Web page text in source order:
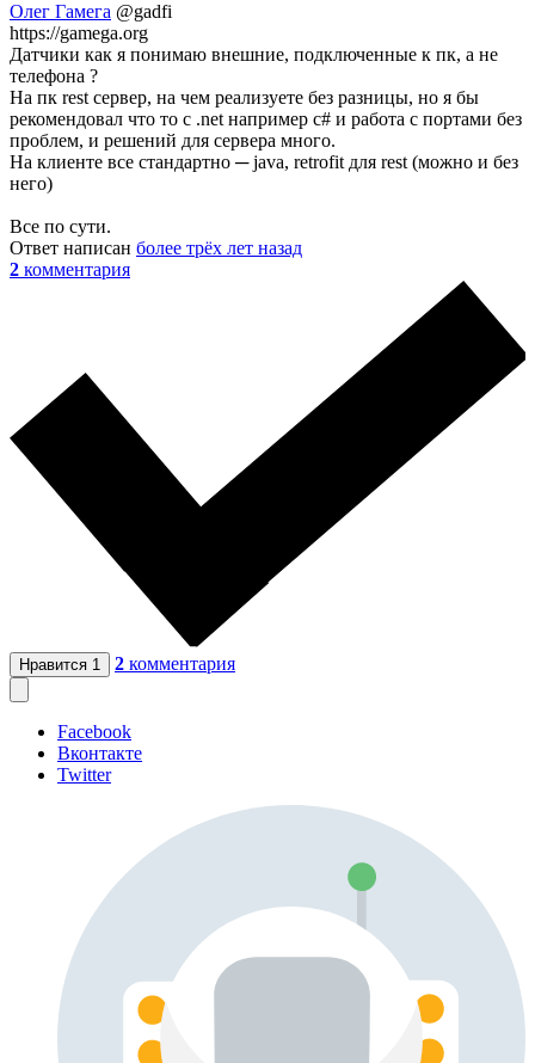
Олег Гамега @gadfi
https://gamega.org
Датчики как я понимаю внешние, подключенные к пк, а не
телефона ?
На пк rest сервер, на чем реализуете без разницы, но я бы
рекомендовал что то с .net например с# и работа с портами без
проблем, и решений для сервера много.
На клиенте все стандартно ─ java, retrofit для rest (можно и без
него)
Все по сути.
Ответ написан более трёх лет назад
2 комментария
Нравится 1 2 комментария
Facebook
Вконтакте
Twitter